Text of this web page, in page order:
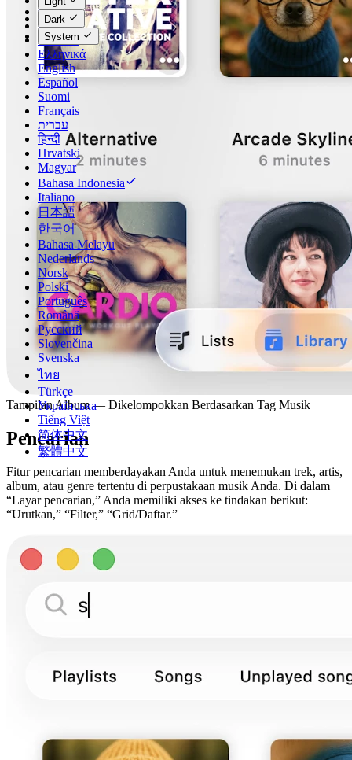
Čeština
Dansk
Deutsch
Ελληνικά
English
Español
Suomi
Français
עברית
हिन्दी
Hrvatski
Magyar
Bahasa Indonesia
Italiano
日本語
한국어
Bahasa Melayu
Nederlands
Norsk
Polski
Português
Română
Русский
Slovenčina
Svenska
ไทย
Türkçe
Українська
Tiếng Việt
简体中文
繁體中文
Dark
System
Tampilan Album — Dikelompokkan Berdasarkan Tag Musik
Pencarian
Fitur pencarian memberdayakan Anda untuk menemukan trek, artis,
album, atau genre tertentu di perpustakaan musik Anda. Di dalam
“Layar pencarian,” Anda memiliki akses ke tindakan berikut:
“Urutkan,” “Filter,” “Grid/Daftar.”